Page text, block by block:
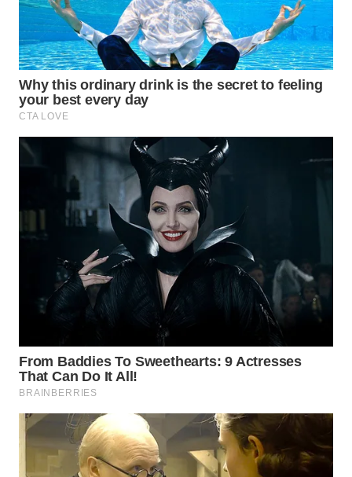
WN
LIKUPANG
WN
LABUANBAJO
WN
BORNEO
Media
WAHANA
NEWS
WAHANA
WAHANA
ADVOKAT
WAHANA
INFRASTRUKTUR